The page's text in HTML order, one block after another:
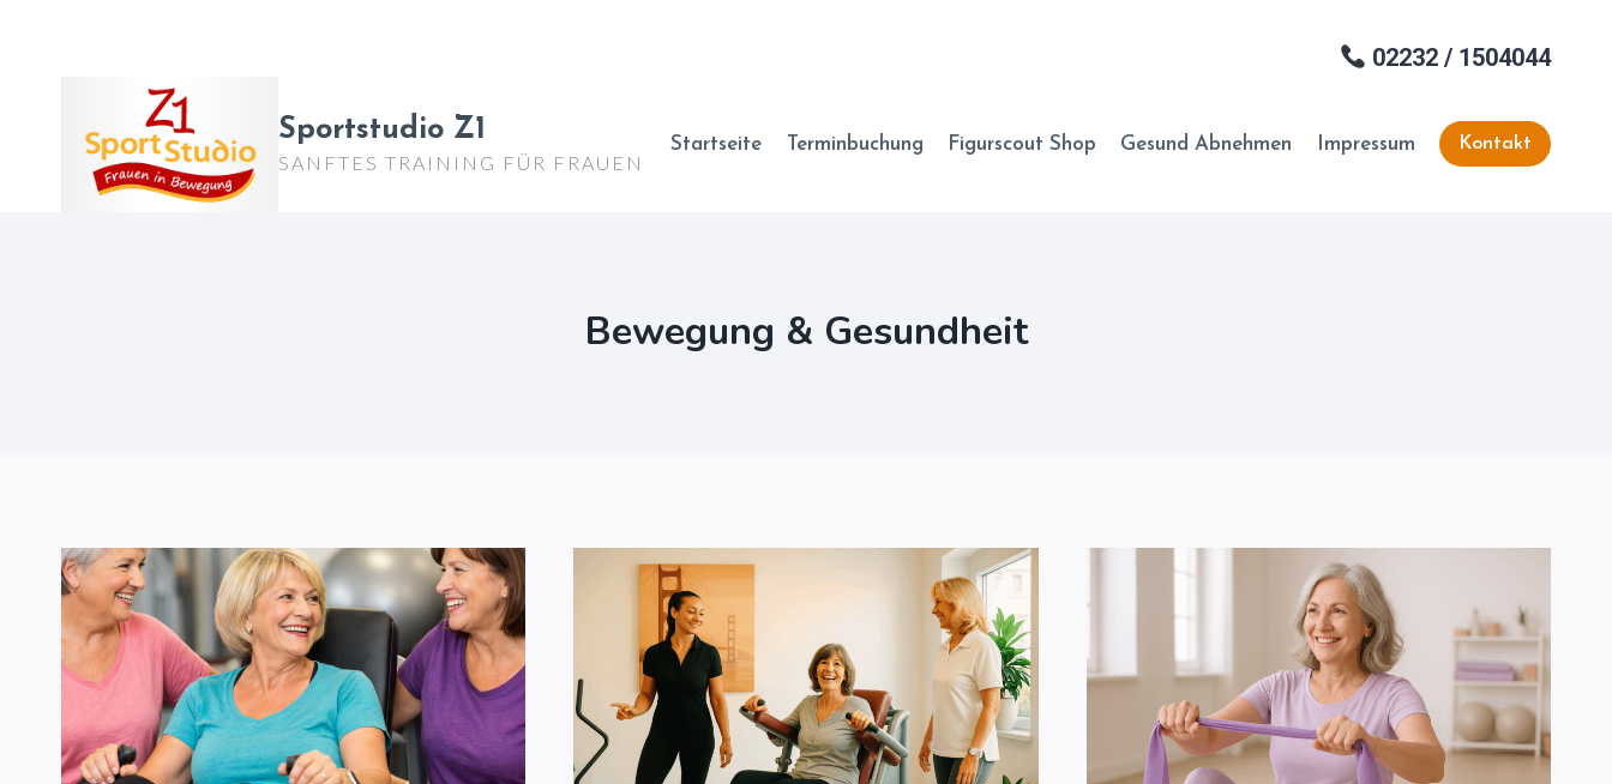
02232 / 1504044
Sportstudio Z1
SANFTES TRAINING FÜR FRAUEN
Startseite Terminbuchung Figurscout Shop Gesund Abnehmen Impressum Kontakt
Bewegung & Gesundheit